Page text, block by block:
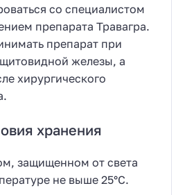
со специалистом
препарата Травагра.
препарат при
железы, а
хирургического
хранения
защищенном от света
не выше 25°C.